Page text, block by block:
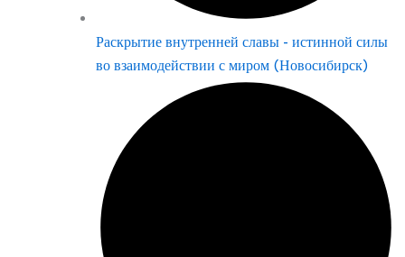
Раскрытие внутренней славы - истинной силы
во взаимодействии с миром (Новосибирск)